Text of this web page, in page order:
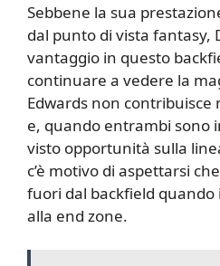
Sebbene la sua
dal punto di vista fantasy,
vantaggio in questo
continuare a vedere la
Edwards non contribuisce
e, quando entrambi sono
visto opportunità sulla
c’è motivo di aspettarsi
fuori dal backfield quando
alla end zone.